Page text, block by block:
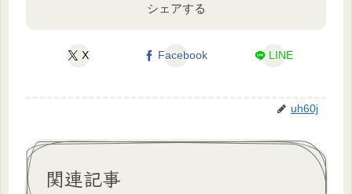
シェアする
X Facebook LINE
uh60j
関連記事